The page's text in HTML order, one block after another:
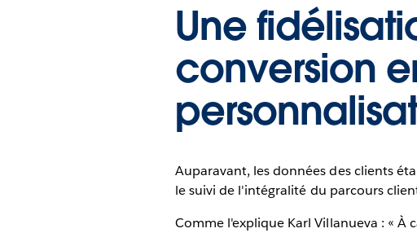
Une
conversion
Auparavant, les données des clients
le suivi de l'intégralité du parcours
Comme l'explique Karl Villanueva : «